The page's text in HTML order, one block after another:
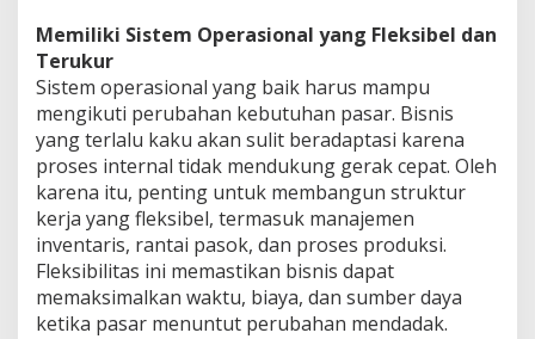
Memiliki Sistem Operasional yang Fleksibel dan
Terukur
Sistem operasional yang baik harus mampu
mengikuti perubahan kebutuhan pasar. Bisnis
yang terlalu kaku akan sulit beradaptasi karena
proses internal tidak mendukung gerak cepat. Oleh
karena itu, penting untuk membangun struktur
kerja yang fleksibel, termasuk manajemen
inventaris, rantai pasok, dan proses produksi.
Fleksibilitas ini memastikan bisnis dapat
memaksimalkan waktu, biaya, dan sumber daya
ketika pasar menuntut perubahan mendadak.